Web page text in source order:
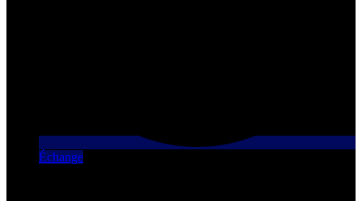
Échange